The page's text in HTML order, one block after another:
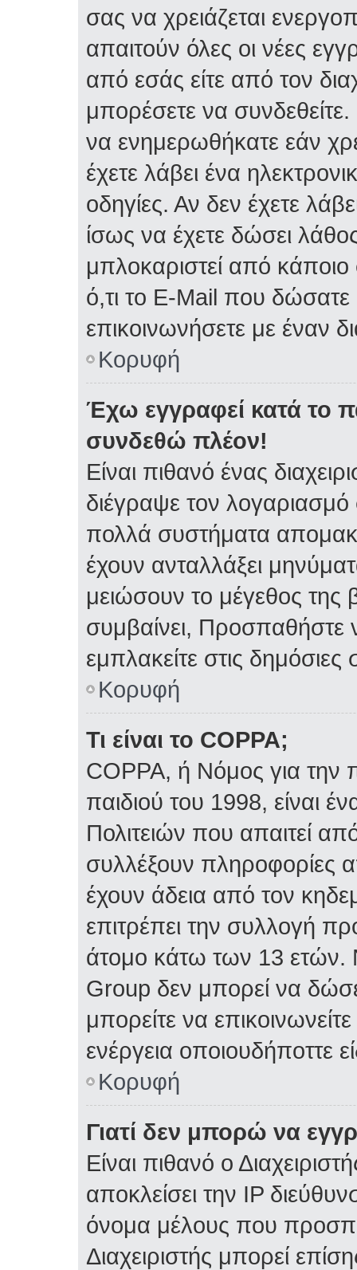
σας να χρειάζεται
απαιτούν όλες οι νέες
από εσάς είτε από τον
μπορέσετε να
να ενημερωθήκατε εάν
έχετε λάβει ένα
οδηγίες. Αν δεν έχετε
ίσως να έχετε δώσει
μπλοκαριστεί από
ό,τι το E-Mail που
επικοινωνήσετε με έναν
Κορυφή
Έχω εγγραφεί κατά το
συνδεθώ πλέον!
Είναι πιθανό ένας
διέγραψε τον
πολλά συστήματα
έχουν ανταλλάξει
μειώσουν το μέγεθος
συμβαίνει, Προσπαθήστε
εμπλακείτε στις δημόσιες
Κορυφή
Τι είναι το COPPA;
COPPA, ή Νόμος για την
παιδιού του 1998, είναι
Πολιτειών που απαιτεί
συλλέξουν πληροφορίες
έχουν άδεια από τον
επιτρέπει την συλλογή
άτομο κάτω των 13 ετών.
Group δεν μπορεί να
μπορείτε να
ενέργεια
Κορυφή
Γιατί δεν μπορώ να
Είναι πιθανό ο
αποκλείσει την IP
όνομα μέλους που
Διαχειριστής μπορεί